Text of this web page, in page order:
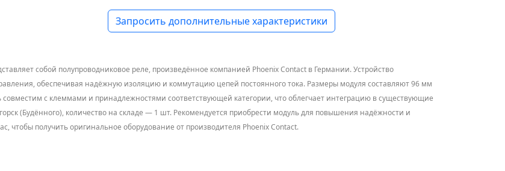
Запросить дополнительные характеристики
собой полупроводниковое реле, произведённое компанией Phoenix Contact в Германии. Устройство
обеспечивая надёжную изоляцию и коммутацию цепей постоянного тока. Размеры модуля составляют 96 мм
с клеммами и принадлежностями соответствующей категории, что облегчает интеграцию в существующие
(Будённого), количество на складе — 1 шт. Рекомендуется приобрести модуль для повышения надёжности и
чтобы получить оригинальное оборудование от производителя Phoenix Contact.